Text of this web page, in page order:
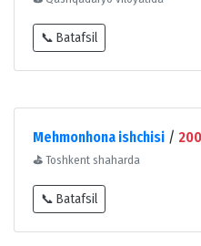
📞 Batafsil
Mehmonhona ishchisi /
⛳ Toshkent shaharda
📞 Batafsil